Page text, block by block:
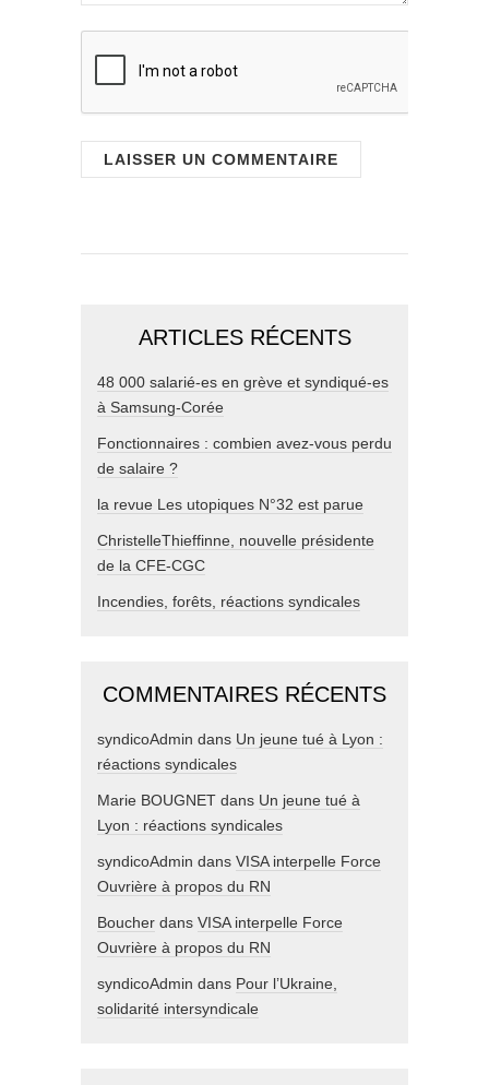
ARTICLES RÉCENTS
48 000 salarié-es en grève et syndiqué-es
à Samsung-Corée
Fonctionnaires : combien avez-vous perdu
de salaire ?
la revue Les utopiques N°32 est parue
ChristelleThieffinne, nouvelle présidente
de la CFE-CGC
Incendies, forêts, réactions syndicales
COMMENTAIRES RÉCENTS
syndicoAdmin dans Un jeune tué à Lyon :
réactions syndicales
Marie BOUGNET dans Un jeune tué à
Lyon : réactions syndicales
syndicoAdmin dans VISA interpelle Force
Ouvrière à propos du RN
Boucher dans VISA interpelle Force
Ouvrière à propos du RN
syndicoAdmin dans Pour l’Ukraine,
solidarité intersyndicale